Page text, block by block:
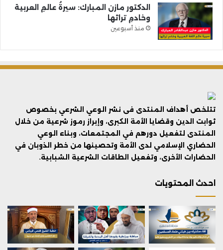
الدكتور مازن المبارك: سيرةُ عالمِ العربية
وخادمِ تراثها
منذ أسبوعين
تتلخص أهداف المنتدى فى نشر الوعي الشرعي بخصوص
ثوابت الدين وقضايا الأمة الكبرى، وإبراز رموز شرعية من خلال
المنتدى لتفعيل دورهم في المجتمعات، وبناء الوعي
الحضاري الإسلامي لدى الأمة وتحصينها من خطر الذوبان في
الحضارات الأخرى، وتفعيل الطاقات الشرعية الشبابية.
احدث المحتويات